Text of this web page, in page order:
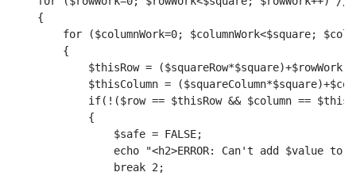
{
for ($columnWork=0; $columnWork<$square;
{
$thisRow = ($squareRow*$square)+$rowWork; //
$thisColumn =
if(!($row == $thisRow && $column ==
{
$safe = FALSE;
echo "<h2>ERROR: Can't add $value to cell
break 2;